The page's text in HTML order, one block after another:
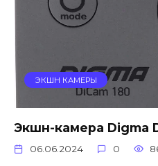
ЭКШН КАМЕРЫ
Экшн-камера Digma
06.06.2024 0